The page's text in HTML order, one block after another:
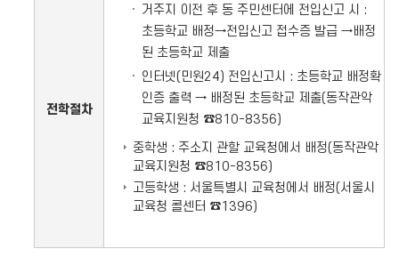
전학절차
거주지 이전 후 동 주민센터에 전입신고 시 :
초등학교 배정→전입신고 접수증 발급 →배정
된 초등학교 제출
인터넷(민원24) 전입신고시 : 초등학교 배정확
인증 출력 → 배정된 초등학교 제출(동작관악
교육지원청 ☎810-8356)
중학생 : 주소지 관할 교육청에서 배정(동작관악
교육지원청 ☎810-8356)
고등학생 : 서울특별시 교육청에서 배정(서울시
교육청 콜센터 ☎1396)